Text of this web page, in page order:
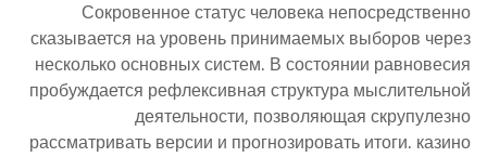
Сокровенное статус человека непосредственно
сказывается на уровень принимаемых выборов через
несколько основных систем. В состоянии равновесия
пробуждается рефлексивная структура мыслительной
деятельности, позволяющая скрупулезно
рассматривать версии и прогнозировать итоги. казино